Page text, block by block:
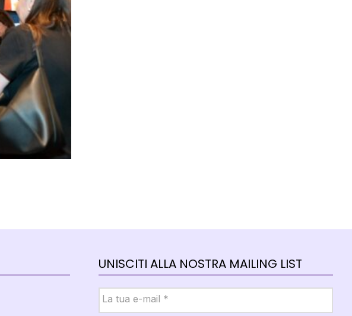
UNISCITI ALLA NOSTRA MAILING LIST
Email